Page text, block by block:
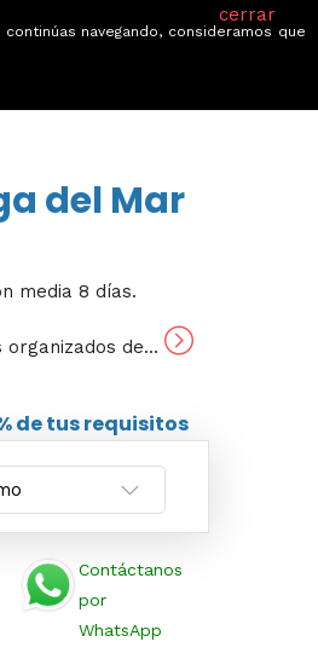
Quiénes somos
del Mar
media 8 días.
organizados de...
de tus requisitos
Contáctanos
por
WhatsApp
cerrar
navegando, consideramos que